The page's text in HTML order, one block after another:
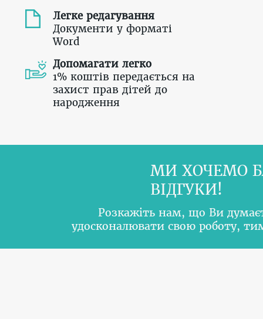
Легке редагування
Документи у форматі
Word
Допомагати легко
1% коштів передається на
захист прав дітей до
народження
МИ ХОЧЕМО
ВІДГУКИ!
Розкажіть нам, що Ви
удосконалювати свою роботу,